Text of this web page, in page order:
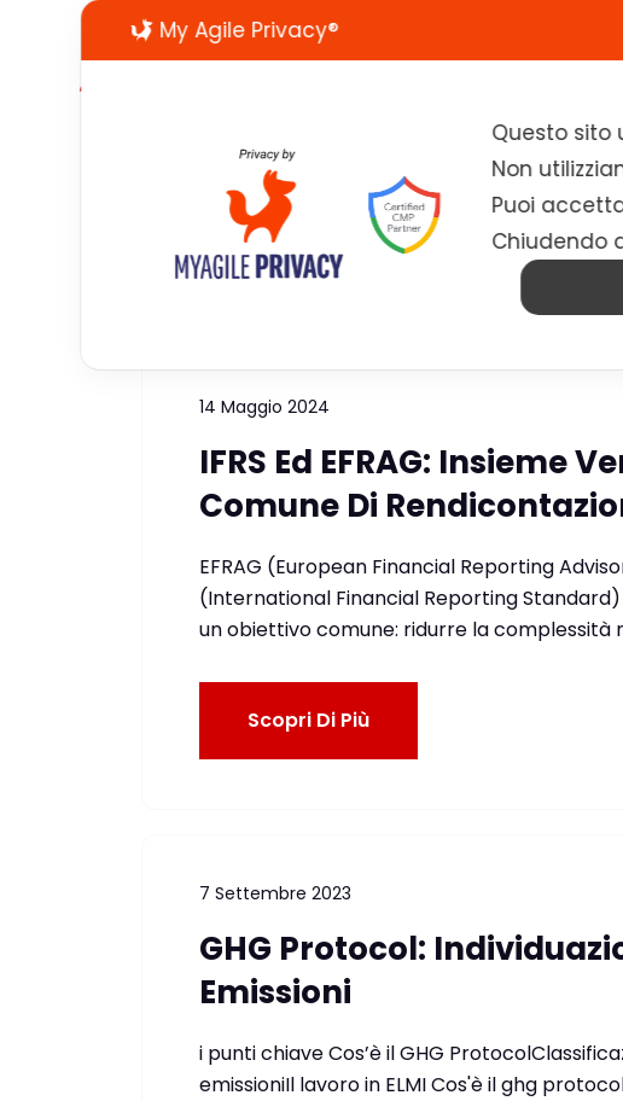
Tag:ESG
14 Maggio 2024
IFRS Ed EFRAG: Insieme
Comune Di
EFRAG (European Financial Reporting
(International Financial Reporting
un obiettivo comune: ridurre la complessità
Scopri Di Più
7 Settembre 2023
GHG Protocol:
Emissioni
i punti chiave Cos’è il GHG
emissioniIl lavoro in ELMI Cos'è il ghg
My Agile Privacy®
Questo sito
Non
Puoi
Chiudendo